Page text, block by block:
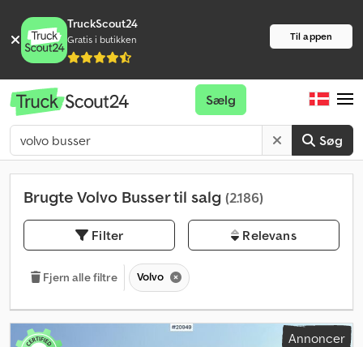
TruckScout24
Gratis i butikken Til appen
Søg
Sælg
Brugte Volvo Busser til salg (2.186)
Filter Relevans
Fjern alle filtre Volvo
Annoncer